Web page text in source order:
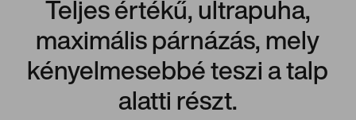
Teljes értékű, ultrapuha,
maximális párnázás, mely
kényelmesebbé teszi a talp
alatti részt.